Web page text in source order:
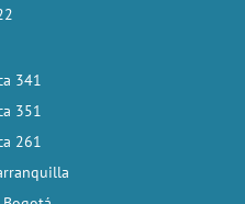
341
351
261